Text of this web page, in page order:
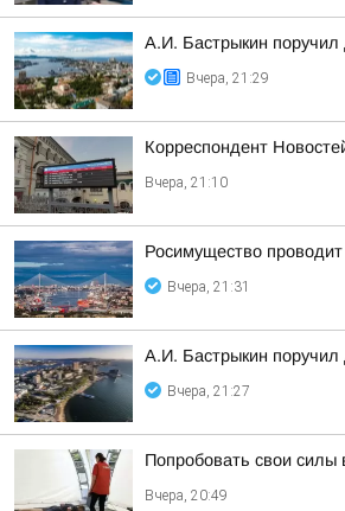
А.И. Бастрыкин поручил
Вчера, 21:29
Корреспондент
Вчера, 21:10
Росимущество
Вчера, 21:31
А.И. Бастрыкин поручил
Вчера, 21:27
Попробовать свои
Вчера, 20:49